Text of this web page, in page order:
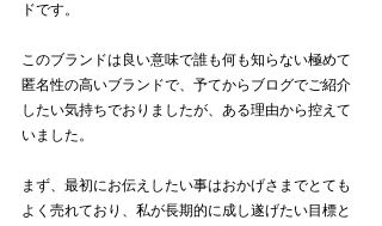
ドです。
このブランドは良い意味で誰も何も知らない極めて
匿名性の高いブランドで、予てからブログでご紹介
したい気持ちでおりましたが、ある理由から控えて
いました。
まず、最初にお伝えしたい事はおかげさまでとても
よく売れており、私が長期的に成し遂げたい目標と